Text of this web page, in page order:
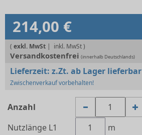
214,00 €
( exkl. MwSt |
Versandkostenfrei (innerhalb Deutschlands)
Lieferzeit: z.Zt. ab Lager lieferbar
Zwischenverkauf vorbehalten!
Anzahl
Nutzlänge L1
m